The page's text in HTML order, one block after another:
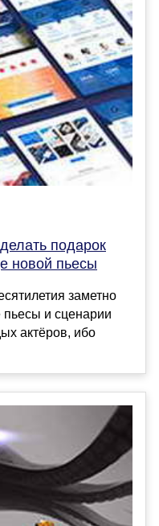
подарок
новой пьесы
заметно
и сценарии
актёров, ибо